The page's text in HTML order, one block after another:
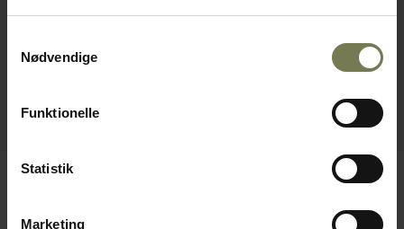
Nødvendige
Funktionelle
Statistik
Marketing